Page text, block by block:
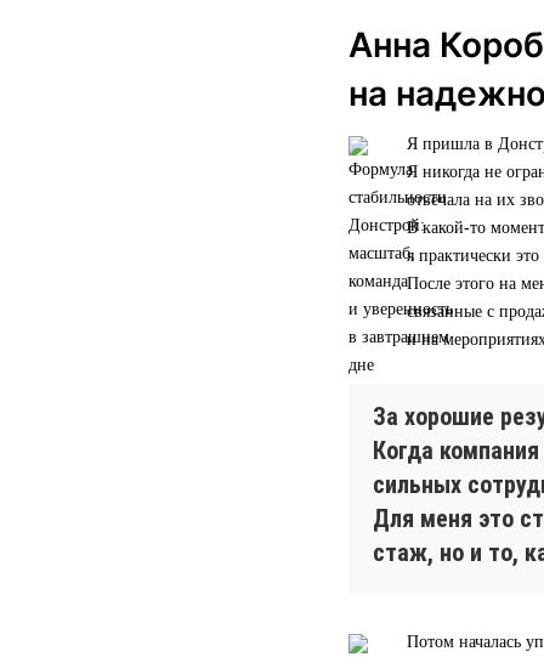
Анна
на
Я пришла в
Я никогда не
отвечала на их
В какой-то
я практически
После этого на
связанные с
и на
За хорошие
Когда
сильных
Для меня это
стаж, но и то,
Потом началась